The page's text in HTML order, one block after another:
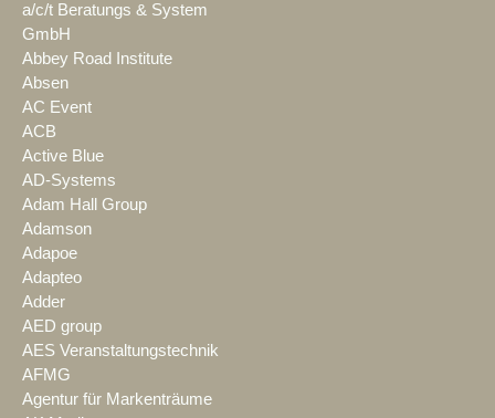
a/c/t Beratungs & System
GmbH
Abbey Road Institute
Absen
AC Event
ACB
Active Blue
AD-Systems
Adam Hall Group
Adamson
Adapoe
Adapteo
Adder
AED group
AES Veranstaltungstechnik
AFMG
Agentur für Markenträume